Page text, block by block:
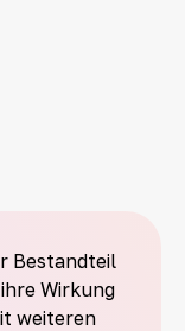
Bestandteil
Wirkung
weiteren